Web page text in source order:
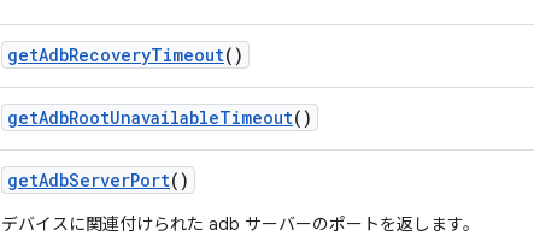
getAdbRecoveryTimeout()
getAdbRootUnavailableTimeout()
getAdbServerPort()
デバイスに関連付けられた adb サーバーのポートを返します。